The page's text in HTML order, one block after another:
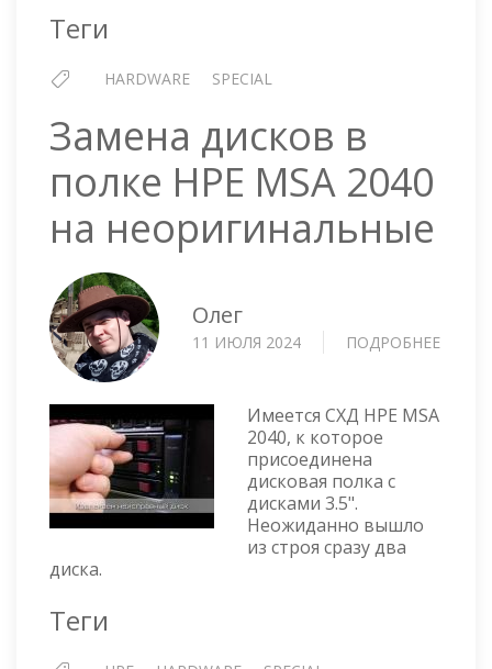
Теги
HARDWARE SPECIAL
Замена дисков в
полке HPE MSA 2040
на неоригинальные
Олег
11 ИЮЛЯ 2024 ПОДРОБНЕЕ
Имеется СХД HPE MSA
2040, к которое
присоединена
дисковая полка с
дисками 3.5".
Неожиданно вышло
из строя сразу два
диска.
Теги